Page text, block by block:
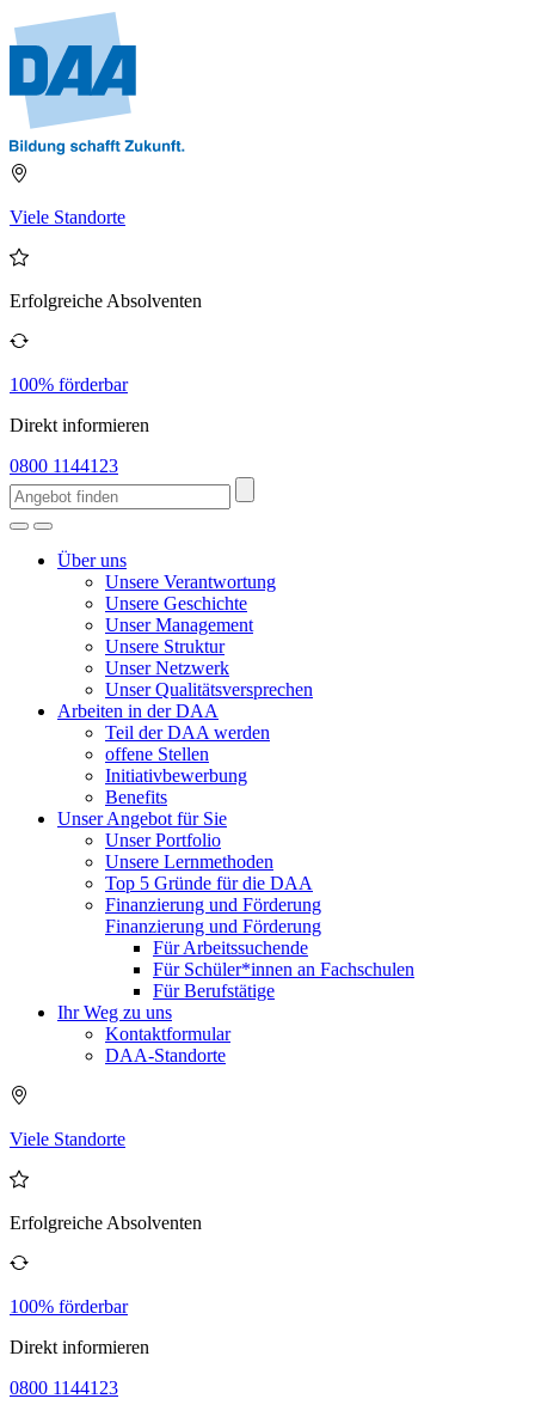
Viele Standorte
Erfolgreiche Absolventen
100% förderbar
Direkt informieren
0800 1144123
Über uns
Unsere Verantwortung
Unsere Geschichte
Unser Management
Unsere Struktur
Unser Netzwerk
Unser Qualitätsversprechen
Arbeiten in der DAA
Teil der DAA werden
offene Stellen
Initiativbewerbung
Benefits
Unser Angebot für Sie
Unser Portfolio
Unsere Lernmethoden
Top 5 Gründe für die DAA
Finanzierung und Förderung
Finanzierung und Förderung
Für Arbeitssuchende
Für Schüler*innen an Fachschulen
Für Berufstätige
Ihr Weg zu uns
Kontaktformular
DAA-Standorte
Viele Standorte
Erfolgreiche Absolventen
100% förderbar
Direkt informieren
0800 1144123